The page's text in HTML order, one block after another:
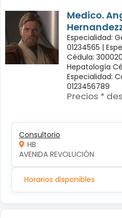
Medico.
Especialidad:
01234565 |
Cédula:
Hepatología
Especialidad:
0123456789
Precios *
Consultorio
HB
AVENIDA REVOLUCIÓN
Horarios disponibles